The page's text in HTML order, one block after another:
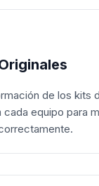
de los kits
equipo para